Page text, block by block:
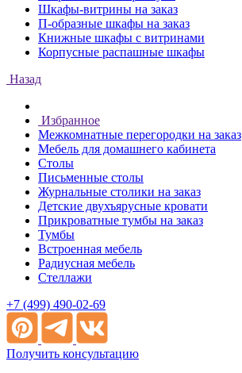
Шкафы-витрины на заказ
П-образные шкафы на заказ
Книжные шкафы с витринами
Корпусные распашные шкафы
Назад
Избранное
Межкомнатные перегородки на заказ
Мебель для домашнего кабинета
Столы
Письменные столы
Журнальные столики на заказ
Детские двухъярусные кровати
Прикроватные тумбы на заказ
Тумбы
Встроенная мебель
Радиусная мебель
Стеллажи
+7 (499) 490-02-69
Получить консультацию